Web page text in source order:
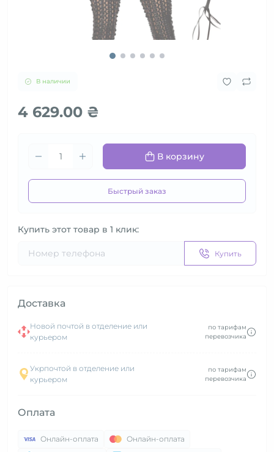
В наличии
4 629.00 ₴
В корзину
Быстрый заказ
Купить этот товар в 1 клик:
Купить
Доставка
Новой почтой в отделение или
курьером
по тарифам
перевозчика
Укрпочтой в отделение или
курьером
по тарифам
перевозчика
Оплата
Онлайн-оплата
Онлайн-оплата